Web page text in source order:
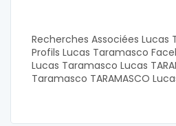
Recherches Associées Lucas
Profils Lucas Taramasco
Lucas Taramasco Lucas
Taramasco TARAMASCO